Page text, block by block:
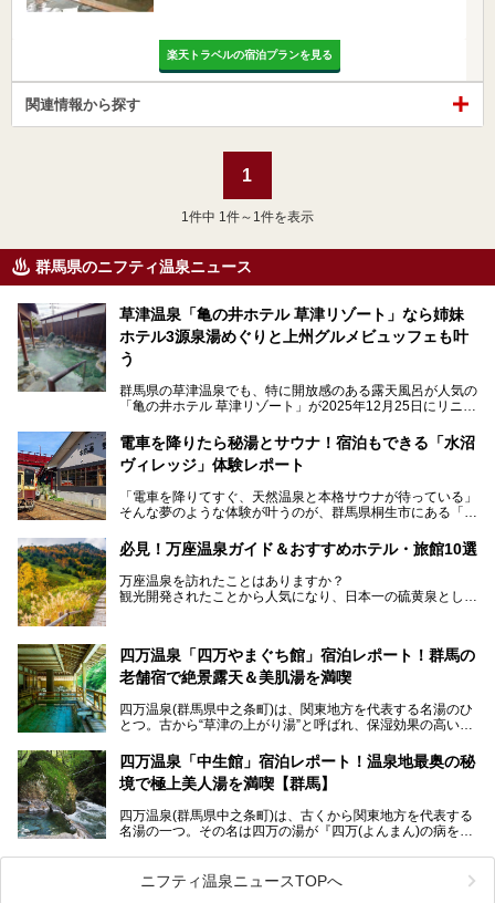
楽天トラベルの宿泊プランを見る
関連情報から探す
1
1 件中 1件～1件を表示
群馬県のニフティ温泉ニュース
草津温泉「亀の井ホテル 草津リゾート」なら姉妹
ホテル3源泉湯めぐりと上州グルメビュッフェも叶
う
群馬県の草津温泉でも、特に開放感のある露天風呂が人気の
「亀の井ホテル 草津リゾート」が2025年12月25日にリニュ
ロビーや客室が綺麗になって、上州グルメにこだわったビュ
ッフェも人気！アクセスはシャトルバスで楽々、さらに草津
温泉にある姉妹ホテルの「草津温泉 大東舘」「亀の井ホテ
今回はそんな「亀の井ホテル 草津リゾート」を徹底レポー
───
提供元：アイコニア・ホスピタリティ株式会社【PR】
この記事は亀の井ホテル 草津リゾートのPR記事です。
電車を降りたら秘湯とサウナ！宿泊もできる「水沼
ヴィレッジ」体験レポート
「電車を降りてすぐ、天然温泉と本格サウナが待っている」
そんな夢のような体験が叶うのが、群馬県桐生市にある「駅
日帰り温泉の「水沼の湯」と宿泊もできる「サウナの森」、
２つのエリアがあります。
今回は、その中でも特にユニークな駅直結の「水沼の湯」の
魅力に焦点を当て、温泉好き、サウナー、そして電車旅好き
必見！万座温泉ガイド＆おすすめホテル・旅館10選
万座温泉を訪れたことはありますか？
観光開発されたことから人気になり、日本一の硫黄泉として
も多いかもしれません。
そこで筆者である私が実際に行ってみました！万座温泉の楽
しみ方や周辺の観光地を解説します。
また、日帰り入浴できる温泉から混浴可能な温泉まで、おす
すめの入浴施設もご紹介します！
四万温泉「四万やまぐち館」宿泊レポート！群馬の
老舗宿で絶景露天＆美肌湯を満喫
四万温泉(群馬県中之条町)は、関東地方を代表する名湯のひ
とつ。古から“草津の上がり湯”と呼ばれ、保湿効果の高い美
「四万やまぐち館」は、この地を代表する旅館の一つ。日帰
り入浴も可能ですが、やはり宿泊してじっくり楽しむのがベ
肌湯をはじめ、館内の魅力をたっぷりとご紹介します！
四万温泉「中生館」宿泊レポート！温泉地最奥の秘
境で極上美人湯を満喫【群馬】
四万温泉(群馬県中之条町)は、古くから関東地方を代表する
名湯の一つ。その名は四万の湯が『四万(よんまん)の病を癒
観光客で賑わう人気温泉地です。
「中生館」は四万温泉最奥に位置し、秘境感漂う老舗宿。泉
ニフティ温泉ニュースTOPへ